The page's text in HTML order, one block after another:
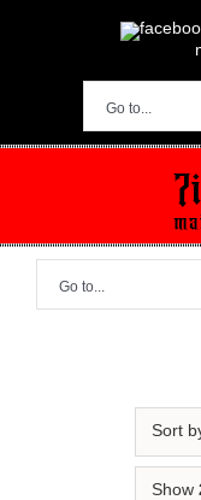
Go to...
Go to...
Sort
Show